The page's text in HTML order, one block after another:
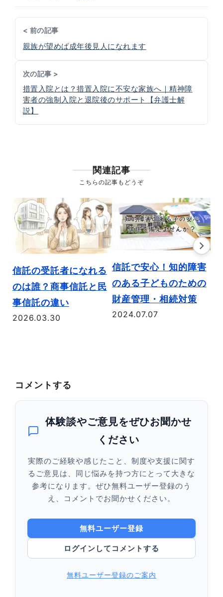
< 前の記事
親族が望めば成年後見人になれます
次の記事 >
措置入院とは？措置入院に不安な家族へ｜精神障
害者の強制入院と退院後のサポート【弁護士解
説】
関連記事
こちらの記事もどうぞ
信託の受託者になれる
のは誰？商事信託と民
事信託の違い
2026.03.30
信託で安心！知的障害
のある子どものための
財産管理・相続対策
2024.07.07
コメントする
体験談やご意見をぜひお聞かせ
ください
実際のご経験や感じたこと、制度や支援に関す
るご意見は、同じ悩みを持つ方にとって大きな
参考になります。ぜひ無料ユーザー登録のう
え、コメントでお聞かせください。
無料ユーザー登録
ログインしてコメントする
無料ユーザー登録のご案内